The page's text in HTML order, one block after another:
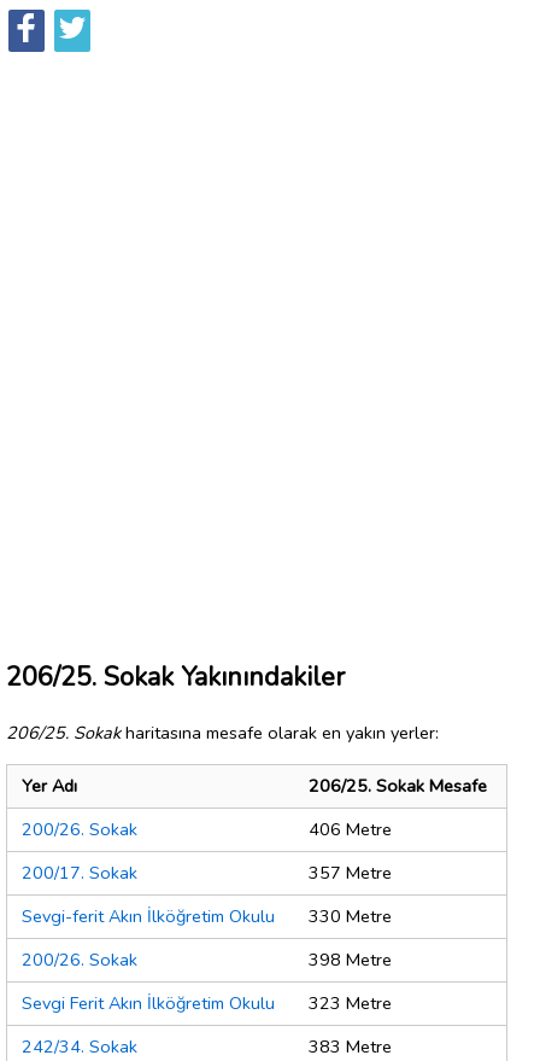
206/25. Sokak Yakınındakiler
206/25. Sokakharitasına mesafe olarak en yakın yerler:
Yer Adı
206/25. Sokak Mesafe
200/26. Sokak
406 Metre
200/17. Sokak
357 Metre
Sevgi-ferit Akın İlköğretim Okulu
330 Metre
200/26. Sokak
398 Metre
Sevgi Ferit Akın İlköğretim Okulu
323 Metre
242/34. Sokak
383 Metre